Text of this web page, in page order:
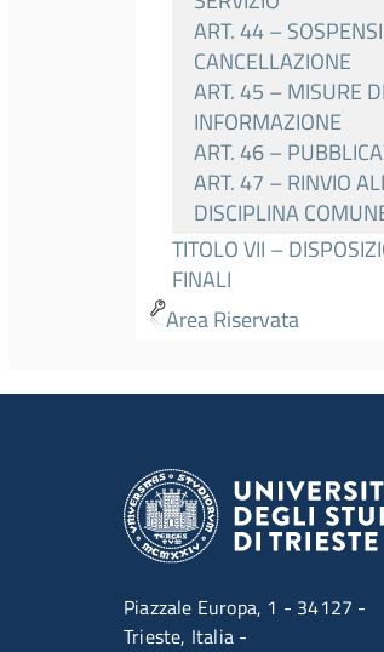
ART. 44 –
CANCELLAZIONE
ART. 45 – MISURE DI
INFORMAZIONE
ART. 46 –
ART. 47 – RINVIO
DISCIPLINA
TITOLO VII –
FINALI
Area Riservata
Piazzale Europa, 1 - 34127 -
Trieste, Italia -